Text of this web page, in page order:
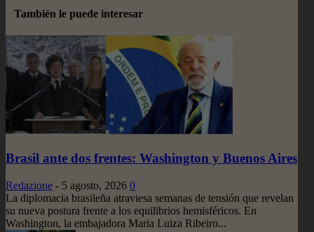
También le puede interesar
Brasil ante dos frentes: Washington y Buenos Aires
Redazione - 5 agosto, 2026 0
La diplomacia brasileña atraviesa semanas de tensión que revelan
su nueva postura frente a los equilibrios hemisféricos. En
Washington, la embajadora Maria Luiza Ribeiro...